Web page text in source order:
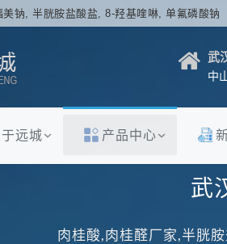
钠, 半胱胺盐酸盐, 8-羟基喹啉, 单氟磷酸钠
武
中
远城 产品中心
武
肉桂酸,肉桂醛厂家,半胱